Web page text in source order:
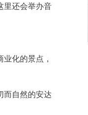
里还会举办音
化的景点，
而自然的安达